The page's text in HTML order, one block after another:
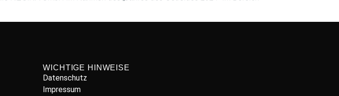
WICHTIGE HINWEISE
Datenschutz
Impressum